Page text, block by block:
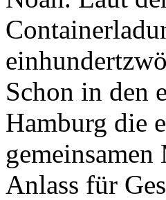
Schon in den
Hamburg die
Anlass für